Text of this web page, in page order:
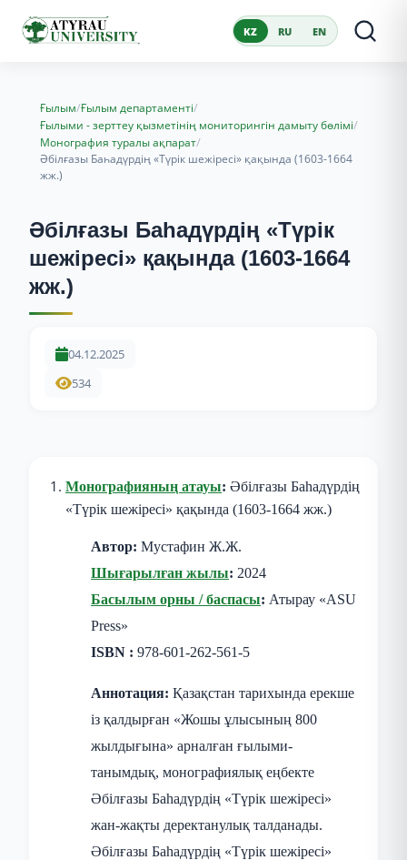
KZ RU EN
Ғылым/Ғылым департаменті/
Ғылыми - зерттеу қызметінің мониторингін дамыту бөлімі/
Монография туралы ақпарат/
Әбілғазы Баһадүрдің «Түрік шежіресі» қақында (1603-1664
жж.)
Әбілғазы Баһадүрдің «Түрік
шежіресі» қақында (1603-1664
жж.)
04.12.2025
534
Монографияның атауы: Әбілғазы Баһадүрдің
«Түрік шежіресі» қақында (1603-1664 жж.)
Автор: Мустафин Ж.Ж.
Шығарылған жылы: 2024
Басылым орны / баспасы: Атырау «ASU
Press»
ISBN : 978-601-262-561-5
Аннотация: Қазақстан тарихында ерекше
із қалдырған «Жошы ұлысының 800
жылдығына» арналған ғылыми-
танымдық, монографиялық еңбекте
Әбілғазы Баһадүрдің «Түрік шежіресі»
жан-жақты деректанулық талданады.
Әбілғазы Баһадүрдің «Түрік шежіресі»